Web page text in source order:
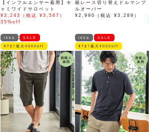
【インフルエンサー着用】キ
ャミワイドサロペット
¥3,243（税込 ¥3,567）
35%off
裾レース切り替えドルマンプ
ルオーバー
¥2,990（税込 ¥3,289）
ikka SALE
ﾓｱｵﾌ最大4000off
ikka SALE
ﾓｱｵﾌ最大4000off